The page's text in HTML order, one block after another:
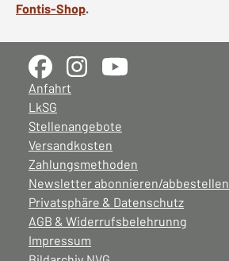
Fontis-Shop.
Anfahrt
LkSG
Stellenangebote
Versandkosten
Zahlungsmethoden
Newsletter abonnieren/abbestellen
Privatsphäre & Datenschutz
AGB & Widerrufsbelehrunng
Impressum